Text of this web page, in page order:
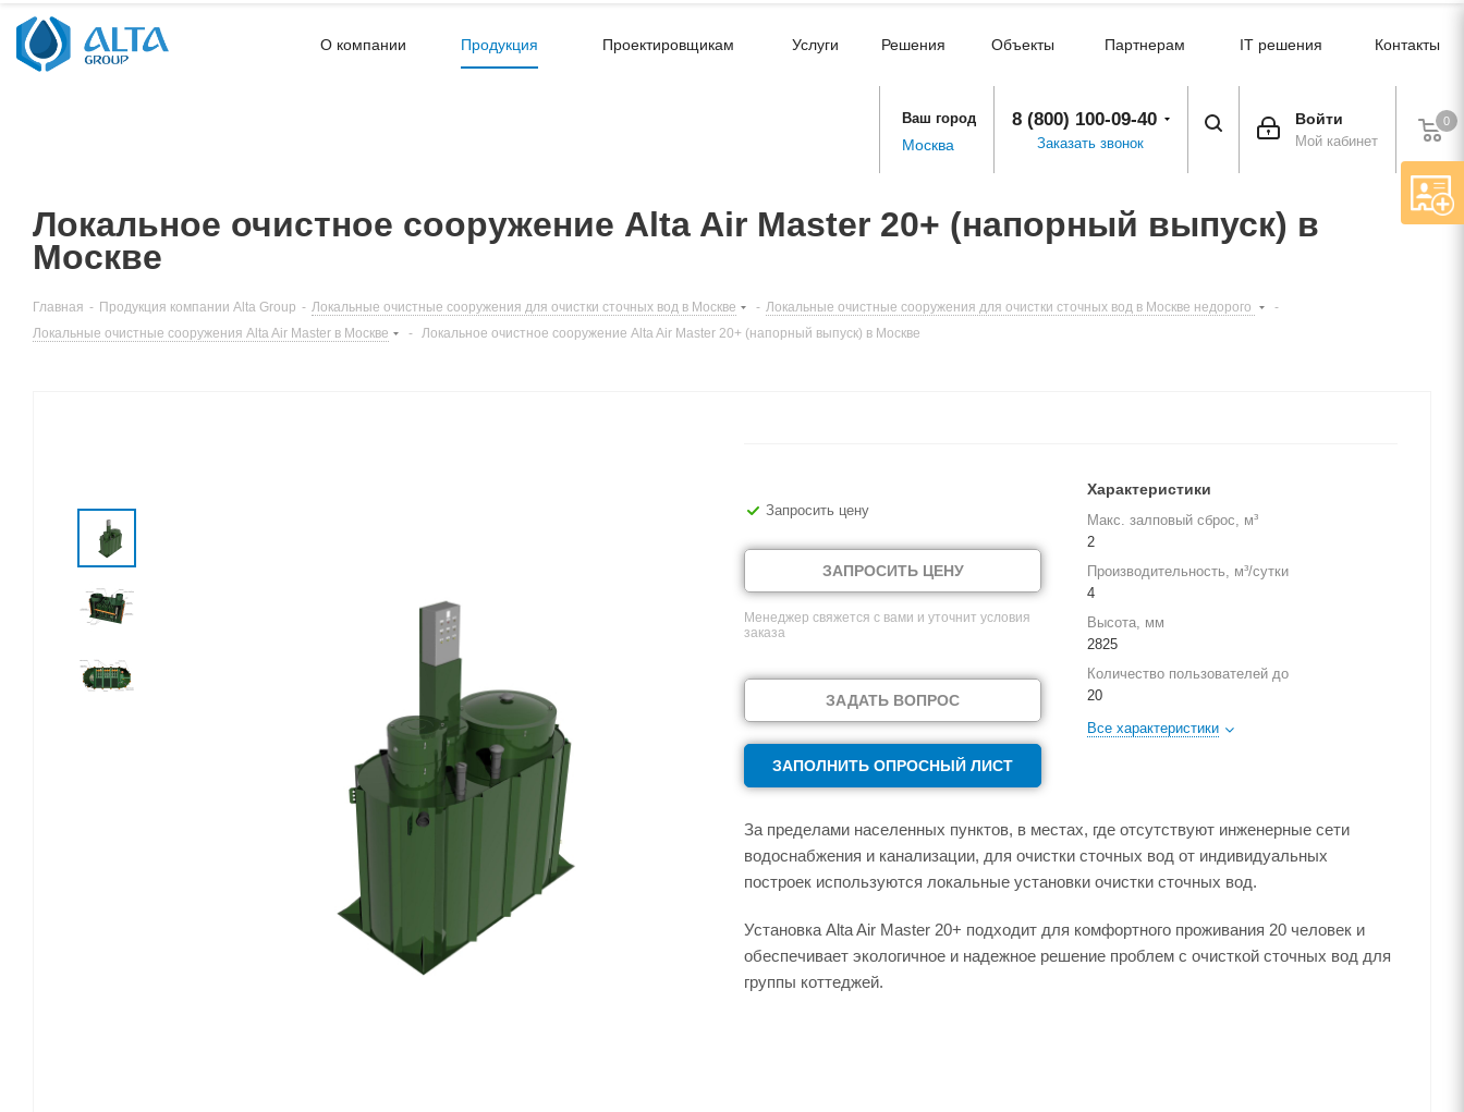
О компании Продукция Проектировщикам Услуги Решения Объекты Партнерам IT решения Контакты
0
Войти
Мой кабинет
8 (800) 100-09-40
Заказать звонок
Ваш город
Москва
Локальное очистное сооружение Alta Air Master 20+ (напорный выпуск) в
Москве
Главная - Продукция компании Alta Group - Локальные очистные сооружения для очистки сточных вод в Москве - Локальные очистные сооружения для очистки сточных вод в Москве недорого
-
Локальные очистные сооружения Alta Air Master в Москве
- Локальное очистное сооружение Alta Air Master 20+ (напорный выпуск) в Москве
Запросить цену
ЗАПРОСИТЬ ЦЕНУ
Менеджер свяжется с вами и уточнит условия
заказа
ЗАДАТЬ ВОПРОС
ЗАПОЛНИТЬ ОПРОСНЫЙ ЛИСТ
Характеристики
Макс. залповый сброс, м³
2
Производительность, м³/сутки
4
Высота, мм
2825
Количество пользователей до
20
Все характеристики
За пределами населенных пунктов, в местах, где отсутствуют инженерные сети
водоснабжения и канализации, для очистки сточных вод от индивидуальных
построек используются локальные установки очистки сточных вод.
Установка Alta Air Master 20+ подходит для комфортного проживания 20 человек и
обеспечивает экологичное и надежное решение проблем с очисткой сточных вод для
группы коттеджей.